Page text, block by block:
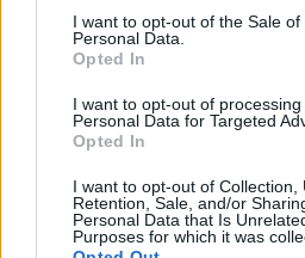
consent section.
I want to opt-out of the Sale of
Personal Data.
Opted In
I want to opt-out of processing
Personal Data for Targeted
Opted In
I want to opt-out of Collection,
Retention, Sale, and/or
Personal Data that Is
Purposes for which it was
Stadio Olimpico
quell'appunto nacque
che propugna
critico. Dettaglio unico:
allenatore under15 al